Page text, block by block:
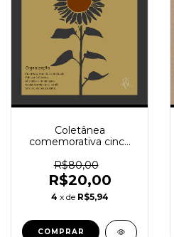
Coletânea
comemorativa cinco
Interdisciplinar em
Educação do Campo
da Universidade
Federal Fluminense
R$80,00
R$20,00
4 x de R$5,94